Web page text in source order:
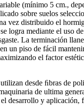
(mínimo 5 cm.,
sobre suelos
vez distribuido el
logra mediante el uso
La terminación
un piso de fácil
el factor
desde ﬁbras de
de ultima
desarrollo y aplicación,